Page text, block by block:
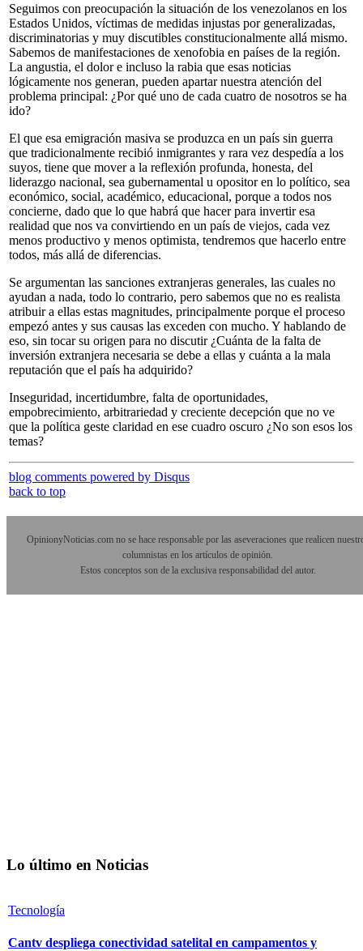
Seguimos con preocupación la situación de los venezolanos en los
Estados Unidos, víctimas de medidas injustas por generalizadas,
discriminatorias y muy discutibles constitucionalmente allá mismo.
Sabemos de manifestaciones de xenofobia en países de la región.
La angustia, el dolor e incluso la rabia que esas noticias
lógicamente nos generan, pueden apartar nuestra atención del
problema principal: ¿Por qué uno de cada cuatro de nosotros se ha
ido?
El que esa emigración masiva se produzca en un país sin guerra
que tradicionalmente recibió inmigrantes y rara vez despedía a los
suyos, tiene que mover a la reflexión profunda, honesta, del
liderazgo nacional, sea gubernamental u opositor en lo político, sea
económico, social, académico, educacional, porque a todos nos
concierne, dado que lo que habrá que hacer para invertir esa
realidad que nos va convirtiendo en un país de viejos, cada vez
menos productivo y menos optimista, tendremos que hacerlo entre
todos, más allá de diferencias.
Se argumentan las sanciones extranjeras generales, las cuales no
ayudan a nada, todo lo contrario, pero sabemos que no es realista
atribuir a ellas estas magnitudes, principalmente porque el proceso
empezó antes y sus causas las exceden con mucho. Y hablando de
eso, sin tocar su origen para no discutir ¿Cuánta de la falta de
inversión extranjera necesaria se debe a ellas y cuánta a la mala
reputación que el país ha adquirido?
Inseguridad, incertidumbre, falta de oportunidades,
empobrecimiento, arbitrariedad y creciente decepción que no ve
que la política geste claridad en ese cuadro oscuro ¿No son esos los
temas?
blog comments powered by Disqus
back to top
OpinionyNoticias.com no se hace responsable por las aseveraciones que realicen
columnistas en los artículos de opinión.
Estos conceptos son de la exclusiva responsabilidad del autor.
Lo último en Noticias
Tecnología
Cantv despliega conectividad satelital en campamentos y